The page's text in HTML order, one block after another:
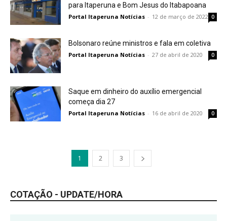
para Itaperuna e Bom Jesus do Itabapoana
Portal Itaperuna Notícias - 12 de março de 2022 0
Bolsonaro reúne ministros e fala em coletiva
Portal Itaperuna Notícias - 27 de abril de 2020 0
Saque em dinheiro do auxílio emergencial
começa dia 27
Portal Itaperuna Notícias - 16 de abril de 2020 0
1 2 3
COTAÇÃO - UPDATE/HORA